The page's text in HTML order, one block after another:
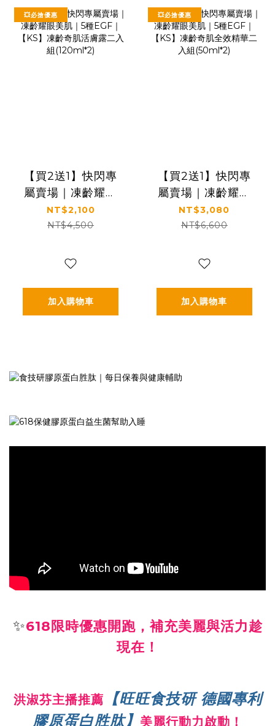
💥必搶優惠
【買2送1】快閃專
屬賣場｜凍齡耀眼
美肌｜5種EGF｜
【KS】凍齡奇肌活
(120ml*2)
NT$2,100
NT$4,500
加入購物車
💥必搶優惠
【買2送1】快閃專
屬賣場｜凍齡耀眼
美肌｜5種EGF｜
【KS】凍齡奇肌全
(50ml*2)
NT$3,080
NT$6,600
加入購物車
✨618限時優惠開跑，補充美麗與活力趁
現在！
洪淑芬主播推薦
【旺旺食技研 德國專利
膠原蛋白胜肽】 美麗行動力啟動！